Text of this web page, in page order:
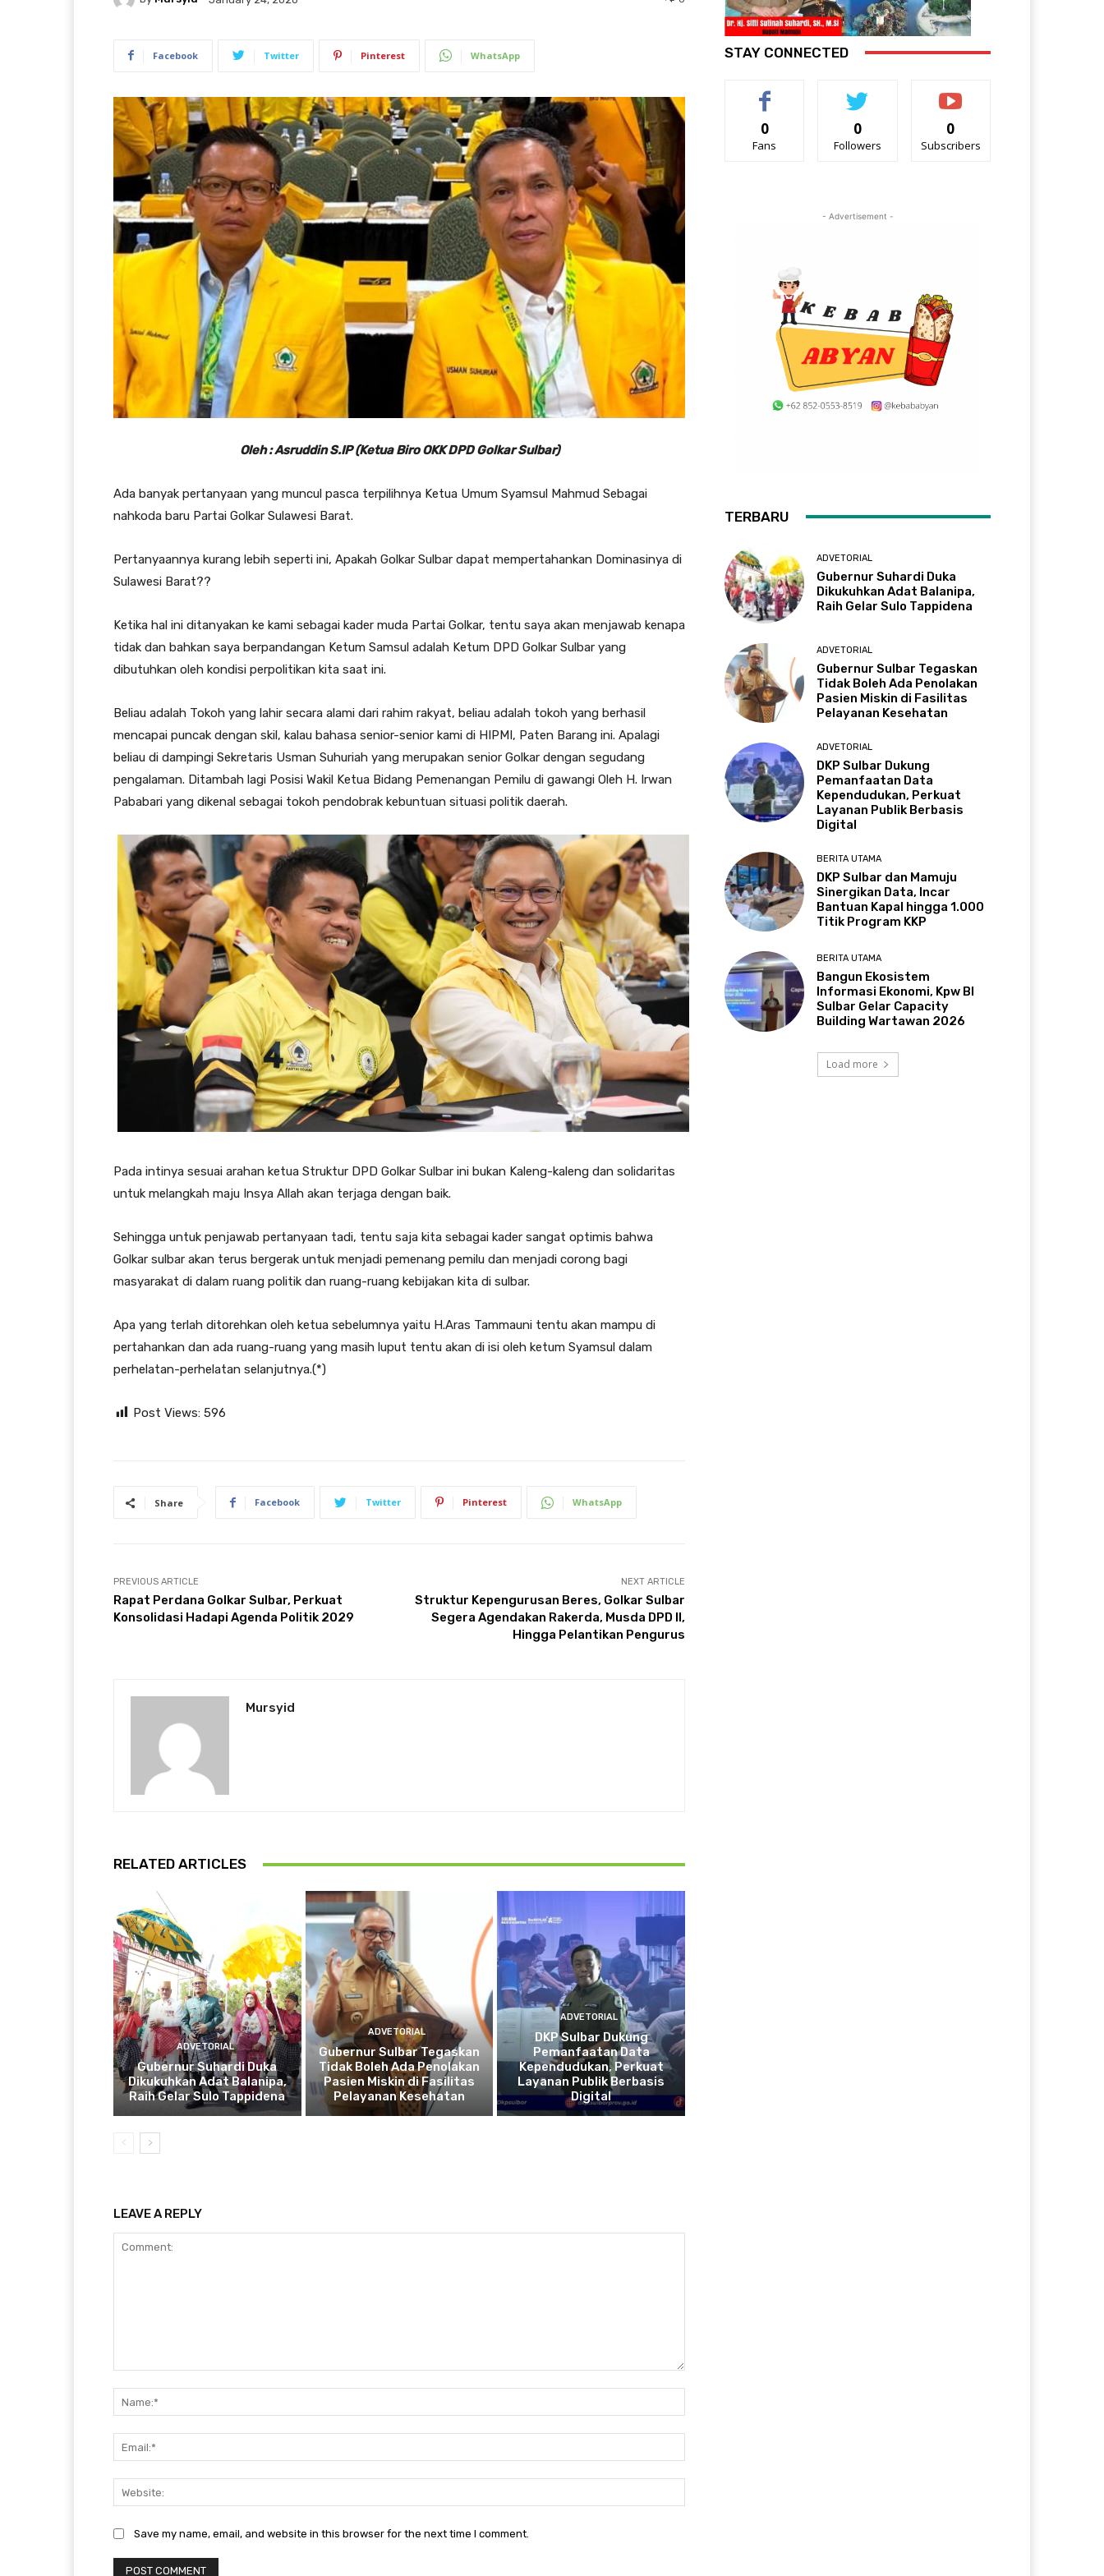
Facebook Twitter Pinterest WhatsApp
Oleh : Asruddin S.IP (Ketua Biro OKK DPD Golkar Sulbar)
Ada banyak pertanyaan yang muncul pasca terpilihnya Ketua Umum Syamsul Mahmud Sebagai
nahkoda baru Partai Golkar Sulawesi Barat.
Pertanyaannya kurang lebih seperti ini, Apakah Golkar Sulbar dapat mempertahankan Dominasinya di
Sulawesi Barat??
Ketika hal ini ditanyakan ke kami sebagai kader muda Partai Golkar, tentu saya akan menjawab kenapa
tidak dan bahkan saya berpandangan Ketum Samsul adalah Ketum DPD Golkar Sulbar yang
dibutuhkan oleh kondisi perpolitikan kita saat ini.
Beliau adalah Tokoh yang lahir secara alami dari rahim rakyat, beliau adalah tokoh yang berhasil
mencapai puncak dengan skil, kalau bahasa senior-senior kami di HIPMI, Paten Barang ini. Apalagi
beliau di dampingi Sekretaris Usman Suhuriah yang merupakan senior Golkar dengan segudang
pengalaman. Ditambah lagi Posisi Wakil Ketua Bidang Pemenangan Pemilu di gawangi Oleh H. Irwan
Pababari yang dikenal sebagai tokoh pendobrak kebuntuan situasi politik daerah.
Pada intinya sesuai arahan ketua Struktur DPD Golkar Sulbar ini bukan Kaleng-kaleng dan solidaritas
untuk melangkah maju Insya Allah akan terjaga dengan baik.
Sehingga untuk penjawab pertanyaan tadi, tentu saja kita sebagai kader sangat optimis bahwa
Golkar sulbar akan terus bergerak untuk menjadi pemenang pemilu dan menjadi corong bagi
masyarakat di dalam ruang politik dan ruang-ruang kebijakan kita di sulbar.
Apa yang terlah ditorehkan oleh ketua sebelumnya yaitu H.Aras Tammauni tentu akan mampu di
pertahankan dan ada ruang-ruang yang masih luput tentu akan di isi oleh ketum Syamsul dalam
perhelatan-perhelatan selanjutnya.(*)
Post Views: 596
Share Facebook Twitter Pinterest WhatsApp
PREVIOUS ARTICLE
Rapat Perdana Golkar Sulbar, Perkuat
Konsolidasi Hadapi Agenda Politik 2029
NEXT ARTICLE
Struktur Kepengurusan Beres, Golkar Sulbar
Segera Agendakan Rakerda, Musda DPD II,
Hingga Pelantikan Pengurus
Mursyid
RELATED ARTICLES
ADVETORIAL
Gubernur Suhardi Duka
Dikukuhkan Adat Balanipa,
Raih Gelar Sulo Tappidena
ADVETORIAL
Gubernur Sulbar Tegaskan
Tidak Boleh Ada Penolakan
Pasien Miskin di Fasilitas
Pelayanan Kesehatan
ADVETORIAL
DKP Sulbar Dukung
Pemanfaatan Data
Kependudukan, Perkuat
Layanan Publik Berbasis
Digital
LEAVE A REPLY
Save my name, email, and website in this browser for the next time I comment.
STAY CONNECTED
0
Fans
0
Followers
0
Subscribers
- Advertisement -
TERBARU
ADVETORIAL
Gubernur Suhardi Duka
Dikukuhkan Adat Balanipa,
Raih Gelar Sulo Tappidena
ADVETORIAL
Gubernur Sulbar Tegaskan
Tidak Boleh Ada Penolakan
Pasien Miskin di Fasilitas
Pelayanan Kesehatan
ADVETORIAL
DKP Sulbar Dukung
Pemanfaatan Data
Kependudukan, Perkuat
Layanan Publik Berbasis
Digital
BERITA UTAMA
DKP Sulbar dan Mamuju
Sinergikan Data, Incar
Bantuan Kapal hingga 1.000
Titik Program KKP
BERITA UTAMA
Bangun Ekosistem
Informasi Ekonomi, Kpw BI
Sulbar Gelar Capacity
Building Wartawan 2026
Load more